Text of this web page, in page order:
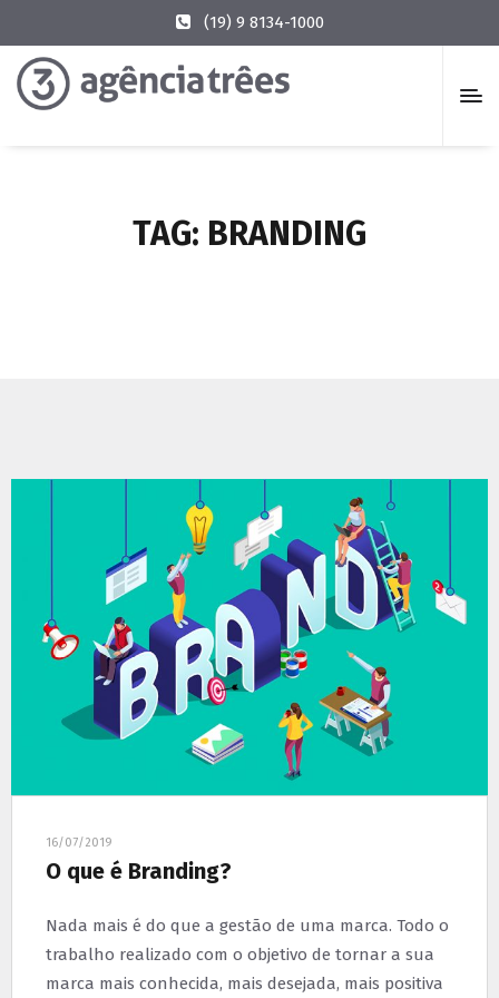
(19) 9 8134-1000
TAG: BRANDING
16/07/2019
O que é Branding?
Nada mais é do que a gestão de uma marca. Todo o
trabalho realizado com o objetivo de tornar a sua
marca mais conhecida, mais desejada, mais positiva